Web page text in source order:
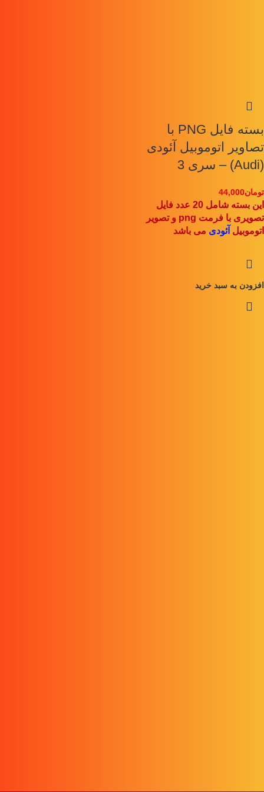
بسته فایل PNG با
تصاویر اتوموبیل آئودی
(Audi) – سری 3
تومان44,000
این بسته شامل 20 عدد فایل
تصویری با فرمت png و تصویر
اتوموبیل آئودی می باشد
افزودن به سبد خرید